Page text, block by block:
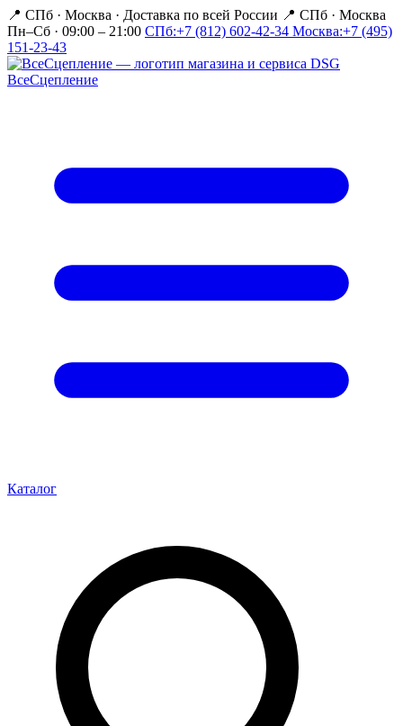
📍 СПб · Москва · Доставка по всей России 📍 СПб · Москва
Пн–Сб · 09:00 – 21:00 СПб:+7 (812) 602-42-34 Москва:+7 (495)
151-23-43
ВсеСцепление
Каталог